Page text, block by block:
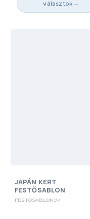
választok →
JAPÁN KERT
FESTŐSABLON
FESTŐSABLONOK